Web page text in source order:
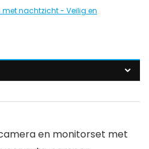
nachtzicht - Veilig en
en monitorset met